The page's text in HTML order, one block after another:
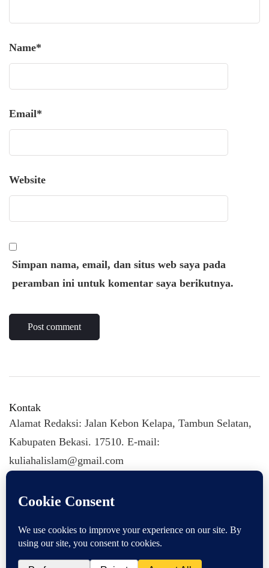
Name*
Email*
Website
Simpan nama, email, dan situs web saya pada
peramban ini untuk komentar saya berikutnya.
Kontak
Alamat Redaksi: Jalan Kebon Kelapa, Tambun Selatan,
Kabupaten Bekasi. 17510. E-mail:
kuliahalislam@gmail.com
KULIAHALISLAM.COM Copyright (C) 2026